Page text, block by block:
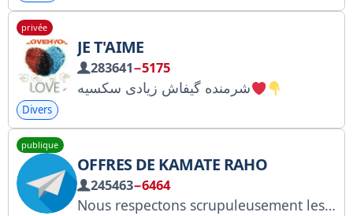
privée
JE T'AIME
283641−5175
شرمنده گیفاش زیادی سکسیه
Divers
publique
OFFRES DE KAMATE RAHO
245463−6464
Nous respectons scrupuleusement les conditions d'utilisation de Telegram : seul le contenu légal et vérifié est partagé ici. Contact : @ArifLoot_bot ou kamateraho79@gmail.com. « Amazon et le logo Amazon sont des marques déposées d'Amazon.com, Inc. ou de ses filiales. » Divulgation : bit.ly/4bs5koR